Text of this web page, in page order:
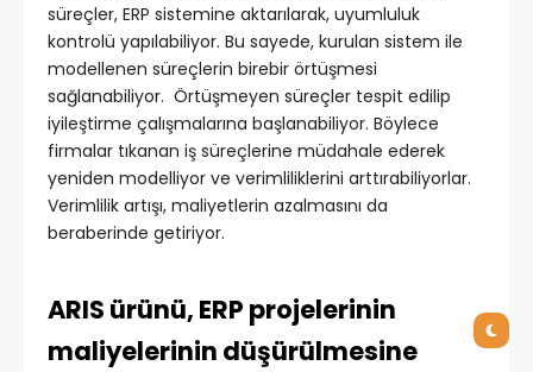
süreçler, ERP sistemine aktarılarak, uyumluluk
kontrolü yapılabiliyor. Bu sayede, kurulan sistem ile
modellenen süreçlerin birebir örtüşmesi
sağlanabiliyor. Örtüşmeyen süreçler tespit edilip
iyileştirme çalışmalarına başlanabiliyor. Böylece
firmalar tıkanan iş süreçlerine müdahale ederek
yeniden modelliyor ve verimliliklerini arttırabiliyorlar.
Verimlilik artışı, maliyetlerin azalmasını da
beraberinde getiriyor.
ARIS ürünü, ERP projelerinin
maliyelerinin düşürülmesine